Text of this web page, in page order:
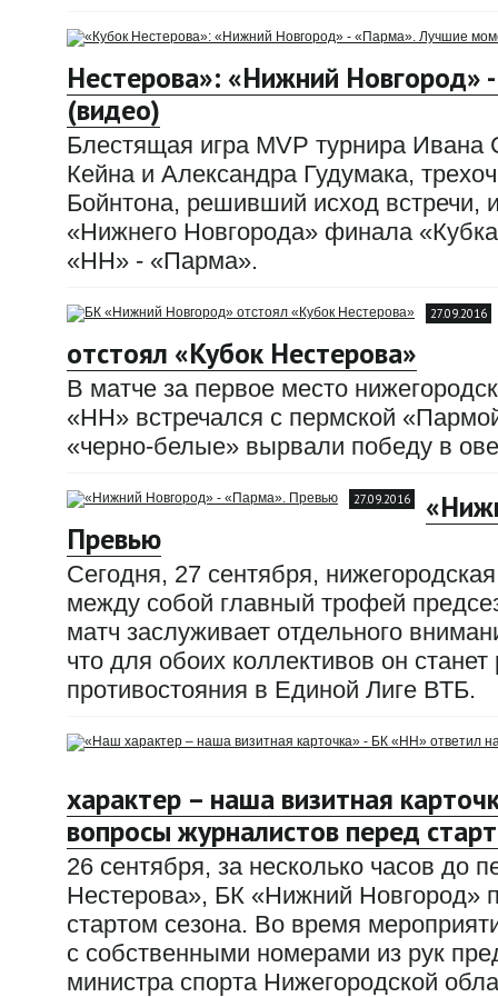
Нестерова»: «Нижний
(видео)
Блестящая игра MVP турнира
Кейна и Александра Гудумака,
Бойнтона, решивший исход встречи,
«Нижнего Новгорода» финала
«НН» - «Парма».
27.09.2016
отстоял «Кубок Нестерова»
В матче за первое место
«НН» встречался с пермской
«черно-белые» вырвали победу в
27.09.2016
Превью
Сегодня, 27 сентября,
между собой главный трофей
матч заслуживает отдельного
что для обоих коллективов он
противостояния в Единой Лиге ВТБ.
характер – наша визитная
вопросы журналистов перед
26 сентября, за несколько часов до
Нестерова», БК «Нижний Новгород»
стартом сезона. Во время
с собственными номерами из рук
министра спорта Нижегородской